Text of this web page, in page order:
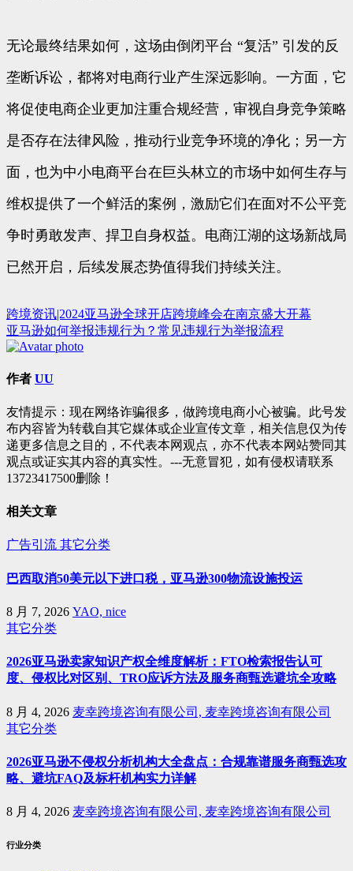
无论最终结果如何，这场由倒闭平台 “复活” 引发的反
垄断诉讼，都将对电商行业产生深远影响。一方面，它
将促使电商企业更加注重合规经营，审视自身竞争策略
是否存在法律风险，推动行业竞争环境的净化；另一方
面，也为中小电商平台在巨头林立的市场中如何生存与
维权提供了一个鲜活的案例，激励它们在面对不公平竞
争时勇敢发声、捍卫自身权益。电商江湖的这场新战局
已然开启，后续发展态势值得我们持续关注。
文
章
导
跨境资讯|2024亚马逊全球开店跨境峰会在南京盛大开幕
亚马逊如何举报违规行为？常见违规行为举报流程
作者 UU
友情提示：现在网络诈骗很多，做跨境电商小心被骗。此号发
布内容皆为转载自其它媒体或企业宣传文章，相关信息仅为传
递更多信息之目的，不代表本网观点，亦不代表本网站赞同其
观点或证实其内容的真实性。---无意冒犯，如有侵权请联系
13723417500删除！
相关文章
广告引流 其它分类
巴西取消50美元以下进口税，亚马逊300物流设施投运
8 月 7, 2026 YAO, nice
其它分类
2026亚马逊卖家知识产权全维度解析：FTO检索报告认可
度、侵权比对区别、TRO应诉方法及服务商甄选避坑全攻略
8 月 4, 2026 麦幸跨境咨询有限公司, 麦幸跨境咨询有限公司
其它分类
2026亚马逊不侵权分析机构大全盘点：合规靠谱服务商甄选攻
略、避坑FAQ及标杆机构实力详解
8 月 4, 2026 麦幸跨境咨询有限公司, 麦幸跨境咨询有限公司
行业分类